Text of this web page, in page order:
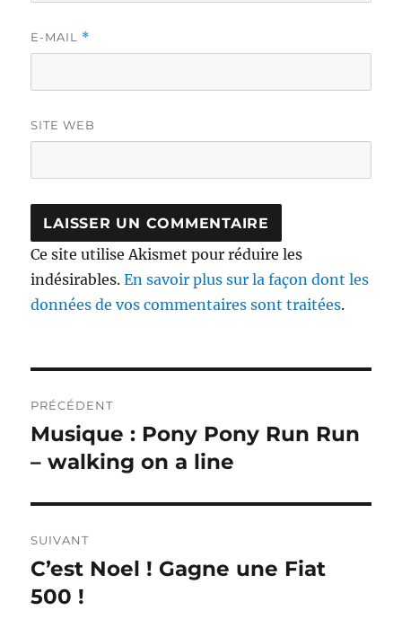
E-MAIL *
SITE WEB
Ce site utilise Akismet pour réduire les
indésirables.En savoir plus sur la façon dont les
données de vos commentaires sont traitées.
de
l’article
PRÉCÉDENT
Publication
précédente :
Musique : Pony Pony Run Run
– walking on a line
SUIVANT
Publication
suivante :
C’est Noel ! Gagne une Fiat
500 !